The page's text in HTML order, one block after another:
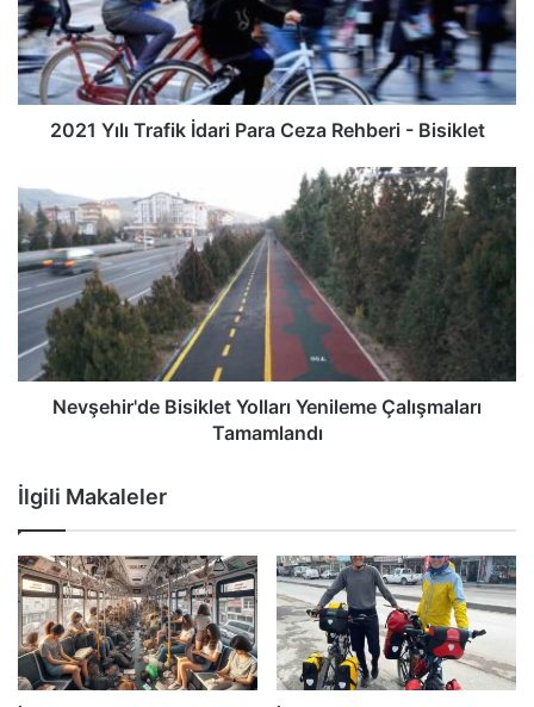
2021 Yılı Trafik İdari Para Ceza Rehberi - Bisiklet
Nevşehir'de Bisiklet Yolları Yenileme Çalışmaları
Tamamlandı
İlgili Makaleler